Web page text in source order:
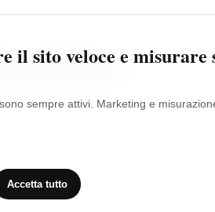
il sito veloce e misurare
sempre attivi. Marketing e
Accetta tutto